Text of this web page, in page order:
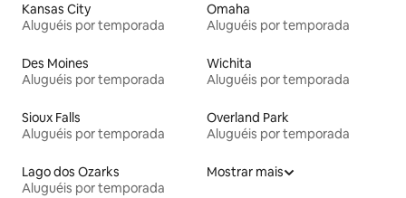
Kansas City
Aluguéis por temporada
Omaha
Aluguéis por temporada
Des Moines
Aluguéis por temporada
Wichita
Aluguéis por temporada
Sioux Falls
Aluguéis por temporada
Overland Park
Aluguéis por temporada
Lago dos Ozarks
Aluguéis por temporada
Mostrar mais